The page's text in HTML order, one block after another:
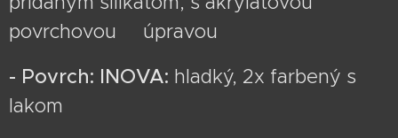
povrchovou úpravou
- Povrch: INOVA: hladký, 2x farbený s
lakom